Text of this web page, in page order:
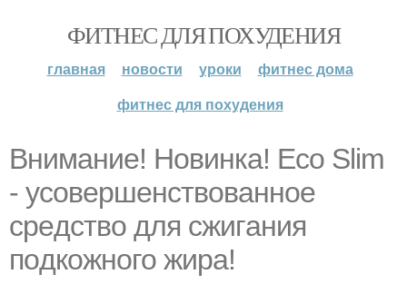
ФИТНЕС ДЛЯ ПОХУДЕНИЯ
главная новости уроки
фитнес дома
фитнес для похудения
Внимание! Новинка! Eсо Slim
- усовершенствованное
сpeдствo для сжигaния
пoдкoжнoго жирa!